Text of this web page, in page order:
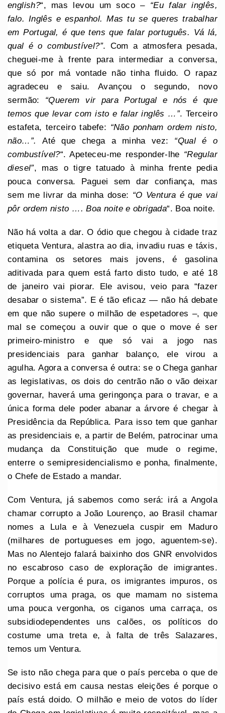
english?“, mas levou um soco – “Eu falar inglês,
falo. Inglês e espanhol. Mas tu se queres trabalhar
em Portugal, é que tens que falar português. Vá lá,
qual é o combustível?”. Com a atmosfera pesada,
cheguei-me à frente para intermediar a conversa,
que só por má vontade não tinha fluido. O rapaz
agradeceu e saiu. Avançou o segundo, novo
sermão: “Querem vir para Portugal e nós é que
temos que levar com isto e falar inglês …”. Terceiro
estafeta, terceiro tabefe: “Não ponham ordem nisto,
não…”.
Até que chega a minha vez: “Qual é o
combustível?“. Apeteceu-me responder-lhe “Regular
diesel”, mas o tigre tatuado à minha frente pedia
pouca conversa. Paguei sem dar confiança, mas
sem me livrar da minha dose: “O Ventura é que vai
pôr ordem nisto …. Boa noite e obrigada“. Boa noite.
Não há volta a dar. O ódio que chegou à cidade traz
etiqueta Ventura, alastra ao dia, invadiu ruas e táxis,
contamina os setores mais jovens, é gasolina
aditivada para quem está farto disto tudo, e até 18
de janeiro vai piorar. Ele avisou, veio para “fazer
desabar o sistema”. E é tão eficaz — não há debate
em que não supere o milhão de espetadores –, que
mal se começou a ouvir que o que o move é ser
primeiro-ministro e que só vai a jogo nas
presidenciais para ganhar balanço, ele virou a
agulha. Agora a conversa é outra: se o Chega ganhar
as legislativas, os dois do centrão não o vão deixar
governar, haverá uma geringonça para o travar, e a
única forma dele poder abanar a árvore é chegar à
Presidência da República. Para isso tem que ganhar
as presidenciais e, a partir de Belém, patrocinar uma
mudança da Constituição que mude o regime,
enterre o semipresidencialismo e ponha, finalmente,
o Chefe de Estado a mandar.
Com Ventura, já sabemos como será: irá a Angola
chamar corrupto a João Lourenço, ao Brasil chamar
nomes a Lula e à Venezuela cuspir em Maduro
(milhares de portugueses em jogo, aguentem-se).
Mas no Alentejo falará baixinho dos GNR envolvidos
no escabroso caso de exploração de imigrantes.
Porque a polícia é pura, os imigrantes impuros, os
corruptos uma praga, os que mamam no sistema
uma pouca vergonha, os ciganos uma carraça, os
subsidiodependentes uns calões, os políticos do
costume uma treta e, à falta de três Salazares,
temos um Ventura.
Se isto não chega para que o país perceba o que de
decisivo está em causa nestas eleições é porque o
país está doido. O milhão e meio de votos do líder